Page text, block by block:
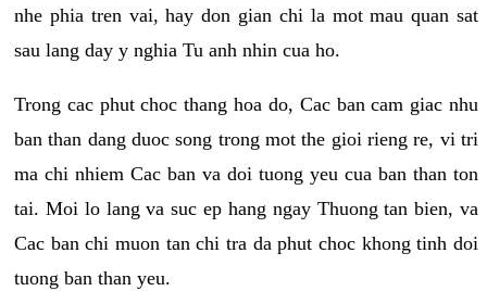
nhe phia tren vai, hay don gian chi la mot mau quan sat
sau lang day y nghia Tu anh nhin cua ho.
Trong cac phut choc thang hoa do, Cac ban cam giac nhu
ban than dang duoc song trong mot the gioi rieng re, vi tri
ma chi nhiem Cac ban va doi tuong yeu cua ban than ton
tai. Moi lo lang va suc ep hang ngay Thuong tan bien, va
Cac ban chi muon tan chi tra da phut choc khong tinh doi
tuong ban than yeu.